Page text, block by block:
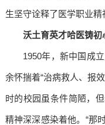
生坚守诠释了医学职业精
沃土育英才哈医铸初
1950年，新中国成
余怀揣着“治病救人、报
时的校园虽条件简陋，
精神深深感染着他。“那